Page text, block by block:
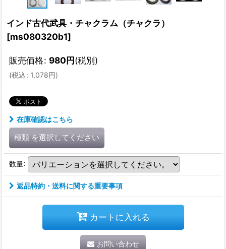
インド古代武具・チャクラム（チャクラ）
[ms080320b1]
販売価格: 980円(税別)
(税込: 1,078円)
在庫確認はこちら
種類 を選択してください
数量:
返品特約・送料に関する重要事項
カートに入れる
お問い合わせ